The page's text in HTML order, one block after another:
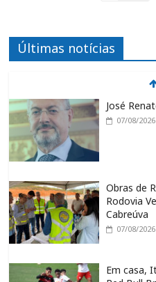
Últimas notícias
José
07/08/2026
Obras de
Rodovia
Cabreúva
07/08/2026
Em casa,